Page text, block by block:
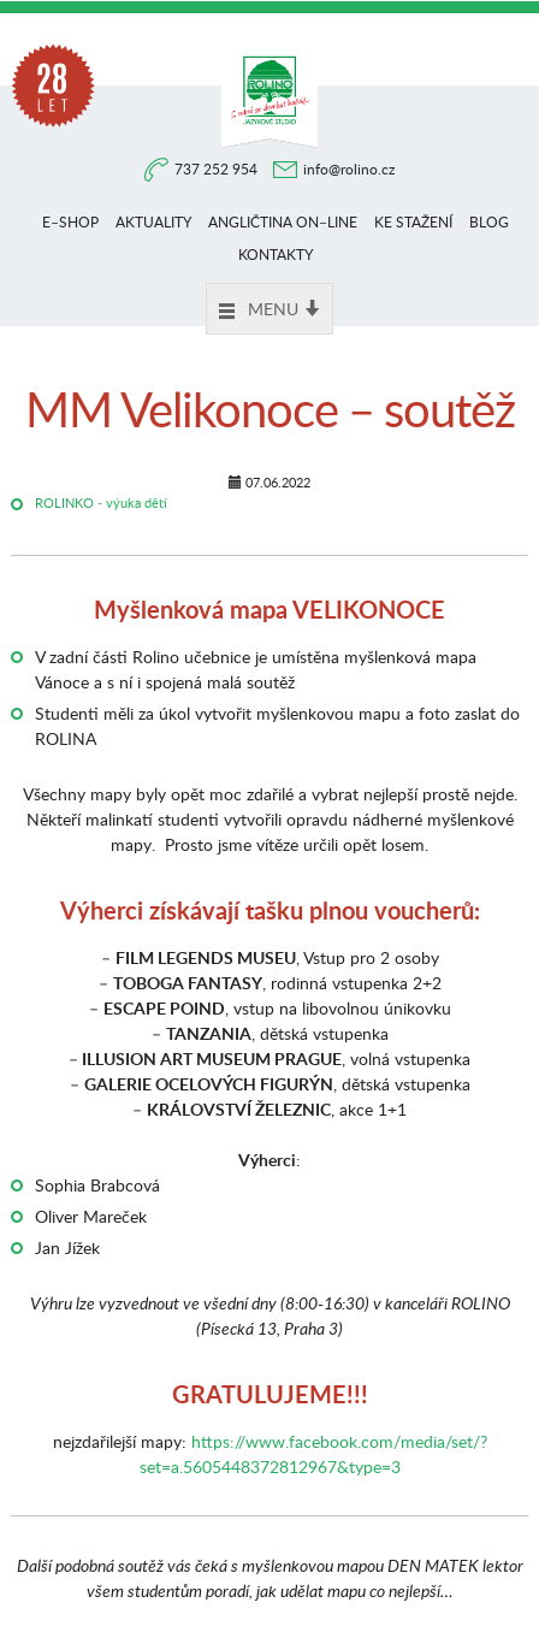
737 252 954 info@rolino.cz
let
E–SHOP AKTUALITY ANGLIČTINA ON–LINE KE STAŽENÍ
BLOG
KONTAKTY
MENU
MM Velikonoce – soutěž
07.06.2022
ROLINKO - výuka dětí
Myšlenková mapa VELIKONOCE
V zadní části Rolino učebnice je umístěna myšlenková mapa
Vánoce a s ní i spojená malá soutěž
Studenti měli za úkol vytvořit myšlenkovou mapu a foto zaslat do
ROLINA
Všechny mapy byly opět moc zdařilé a vybrat nejlepší prostě nejde.
Někteří malinkatí studenti vytvořili opravdu nádherné myšlenkové
mapy. Prosto jsme vítěze určili opět losem.
Výherci získávají tašku plnou voucherů:
– FILM LEGENDS MUSEU, Vstup pro 2 osoby
– TOBOGA FANTASY, rodinná vstupenka 2+2
– ESCAPE POIND, vstup na libovolnou únikovku
– TANZANIA, dětská vstupenka
– ILLUSION ART MUSEUM PRAGUE, volná vstupenka
– GALERIE OCELOVÝCH FIGURÝN, dětská vstupenka
– KRÁLOVSTVÍ ŽELEZNIC, akce 1+1
Výherci:
Sophia Brabcová
Oliver Mareček
Jan Jížek
Výhru lze vyzvednout ve všední dny (8:00-16:30) v kanceláři ROLINO
(Písecká 13, Praha 3)
GRATULUJEME!!!
nejzdařilejší mapy: https://www.facebook.com/media/set/?
set=a.5605448372812967&type=3
Další podobná soutěž vás čeká s myšlenkovou mapou DEN MATEK lektor
všem studentům poradí, jak udělat mapu co nejlepší…